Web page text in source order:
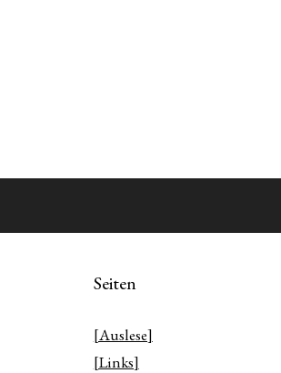
Seiten
[Auslese]
[Links]